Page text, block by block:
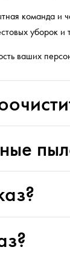
команда и
уборок
ваших